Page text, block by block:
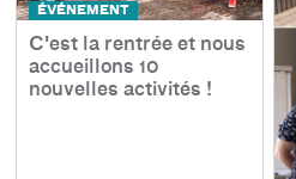
ÉVÉNEMENT
C'est la rentrée et nous
accueillons 10
nouvelles activités !